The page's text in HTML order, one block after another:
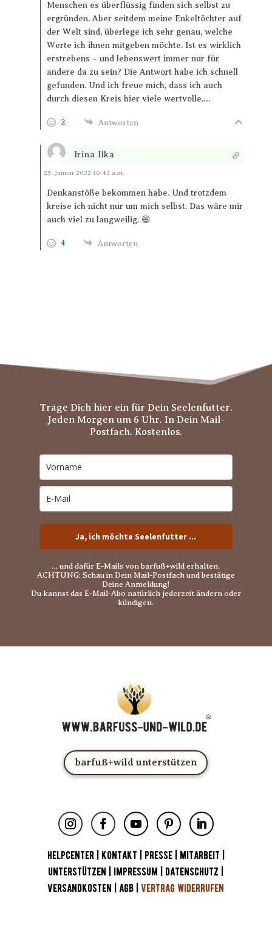
Menschen es überflüssig finden sich selbst zu
ergründen. Aber seitdem meine Enkeltöchter auf
der Welt sind, überlege ich sehr genau, welche
Werte ich ihnen mitgeben möchte. Ist es wirklich
erstrebens – und lebenswert immer nur für
andere da zu sein? Die Antwort habe ich schnell
gefunden. Und ich freue mich, dass ich auch
durch diesen Kreis hier viele wertvolle….
2 Antworten
Irina Ilka
Antworten
25. Januar 2022 10:42 a.m.
Denkanstöße bekommen habe. Und trotzdem
kreise ich nicht nur um mich selbst. Das wäre mir
auch viel zu langweilig. 😄
4 Antworten
Trage Dich hier ein für Dein Seelenfutter.
Jeden Morgen um 6 Uhr. In Dein Mail-
Postfach. Kostenlos.
Ja, ich möchte Seelenfutter ...
… und dafür E-Mails von barfuß+wild erhalten.
ACHTUNG: Schau in Dein Mail-Postfach und bestätige
Deine Anmeldung!
Du kannst das E-Mail-Abo natürlich jederzeit ändern oder
kündigen.
barfuß+wild unterstützen
HELPCENTER| KONTAKT PRESSE| MITARBEIT
UNTERSTÜTZEN
IMPRESSUM DATENSCHUTZ
VERSANDKOSTEN
AGB |VERTRAG WIDERRUFEN